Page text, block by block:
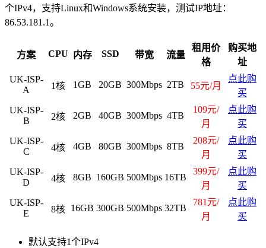
个IPv4，支持Linux和Windows系统安装，测试IP地址：
86.53.181.1。
方案 CPU 内存 SSD 带宽 流量
租用价
格
购买地
址
UK-ISP-
A
1核 1GB 20GB 300Mbps 2TB 55元/月
点此购
买
UK-ISP-
B
2核 2GB 40GB 300Mbps 4TB
109元/
月
点此购
买
UK-ISP-
C
4核 4GB 80GB 300Mbps 8TB
208元/
月
点此购
买
UK-ISP-
D
4核 8GB 160GB 500Mbps 16TB
399元/
月
点此购
买
UK-ISP-
E
8核 16GB 300GB 500Mbps 32TB
781元/
月
点此购
买
默认支持1个IPv4